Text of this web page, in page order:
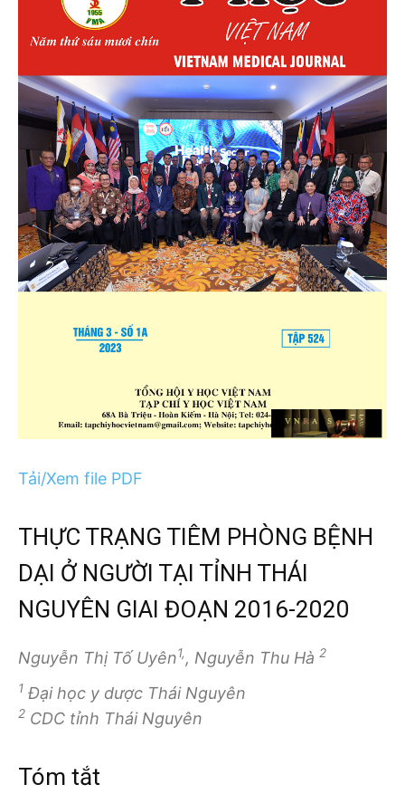
Tải/Xem file PDF
THỰC TRẠNG TIÊM PHÒNG BỆNH
DẠI Ở NGƯỜI TẠI TỈNH THÁI
NGUYÊN GIAI ĐOẠN 2016-2020
Nguyễn Thị Tố Uyên1,, Nguyễn Thu Hà 2
1 Đại học y dược Thái Nguyên
2 CDC tỉnh Thái Nguyên
Tóm tắt